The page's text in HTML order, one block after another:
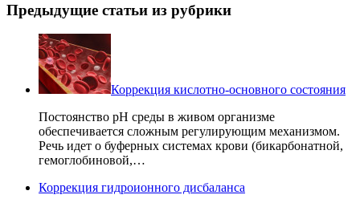
Предыдущие статьи из рубрики
Коррекция кислотно-основного состояния
Постоянство pH среды в живом организме
обеспечивается сложным регулирующим механизмом.
Речь идет о буферных системах крови (бикарбонатной,
гемоглобиновой,…
Коррекция гидроионного дисбаланса